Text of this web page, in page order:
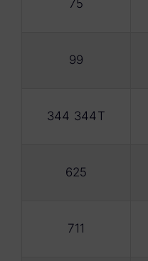
75
99
344 344T
625
711